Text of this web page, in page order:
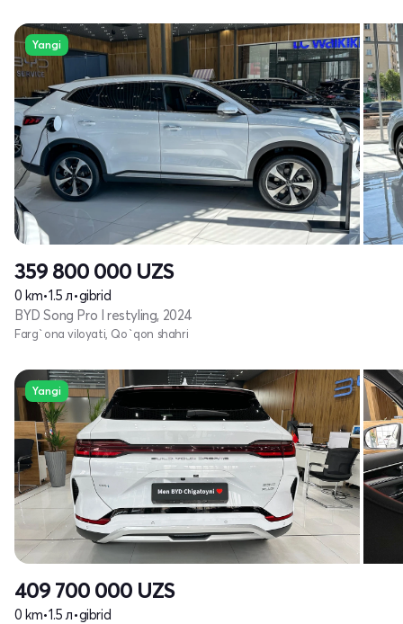
Yangi
359 800 000 UZS
0 km•1.5 л•gibrid
BYD Song Pro I restyling, 2024
Farg`ona viloyati, Qo`qon shahri
Yangi
409 700 000 UZS
0 km•1.5 л•gibrid